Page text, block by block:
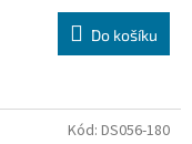
Do košíku
Kód: DS056-180